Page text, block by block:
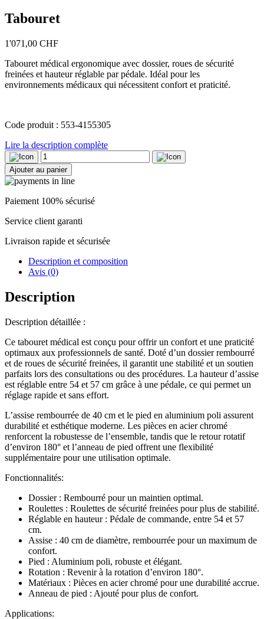
Tabouret
1'071,00 CHF
Tabouret médical ergonomique avec dossier, roues de sécurité
freinées et hauteur réglable par pédale. Idéal pour les
environnements médicaux qui nécessitent confort et praticité.
Code produit : 553-4155305
Lire la description complète
quantité
de
Tabouret
Ajouter au panier
Paiement 100% sécurisé
Service client garanti
Livraison rapide et sécurisée
Description et composition
Avis (0)
Description
Description détaillée :
Ce tabouret médical est conçu pour offrir un confort et une praticité
optimaux aux professionnels de santé. Doté d’un dossier rembourré
et de roues de sécurité freinées, il garantit une stabilité et un soutien
parfaits lors des consultations ou des procédures. La hauteur d’assise
est réglable entre 54 et 57 cm grâce à une pédale, ce qui permet un
réglage rapide et sans effort.
L’assise rembourrée de 40 cm et le pied en aluminium poli assurent
durabilité et esthétique moderne. Les pièces en acier chromé
renforcent la robustesse de l’ensemble, tandis que le retour rotatif
d’environ 180° et l’anneau de pied offrent une flexibilité
supplémentaire pour une utilisation optimale.
Fonctionnalités:
Dossier : Rembourré pour un maintien optimal.
Roulettes : Roulettes de sécurité freinées pour plus de stabilité.
Réglable en hauteur : Pédale de commande, entre 54 et 57
cm.
Assise : 40 cm de diamètre, rembourrée pour un maximum de
confort.
Pied : Aluminium poli, robuste et élégant.
Rotation : Revenir à la rotation d’environ 180°.
Matériaux : Pièces en acier chromé pour une durabilité accrue.
Anneau de pied : Ajouté pour plus de confort.
Applications: